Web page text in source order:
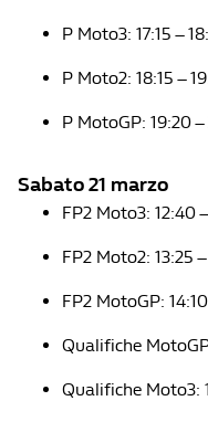
P Moto3: 17:15 –
P Moto2: 18:15 –
P MotoGP: 19:20
Sabato 21 marzo
FP2 Moto3: 12:40
FP2 Moto2: 13:25
FP2 MotoGP:
Qualifiche
Qualifiche Moto3: